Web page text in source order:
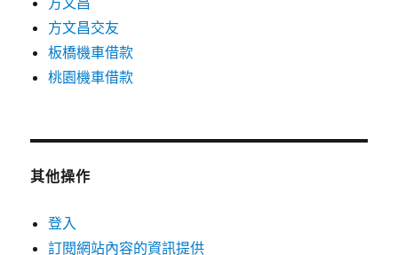
方文昌交友
板橋機車借款
桃園機車借款
其他操作
登入
訂閱網站內容的資訊提供